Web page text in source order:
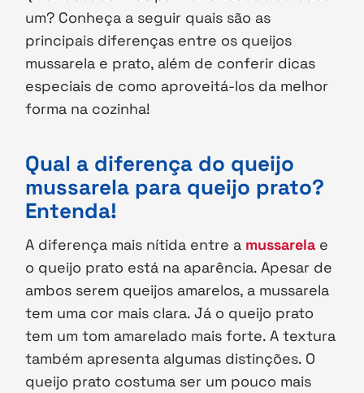
um? Conheça a seguir quais são as
principais diferenças entre os queijos
mussarela e prato, além de conferir dicas
especiais de como aproveitá-los da melhor
forma na cozinha!
Qual a diferença do queijo
mussarela para queijo prato?
Entenda!
A diferença mais nítida entre a mussarela e
o queijo prato está na aparência. Apesar de
ambos serem queijos amarelos, a mussarela
tem uma cor mais clara. Já o queijo prato
tem um tom amarelado mais forte. A textura
também apresenta algumas distinções. O
queijo prato costuma ser um pouco mais